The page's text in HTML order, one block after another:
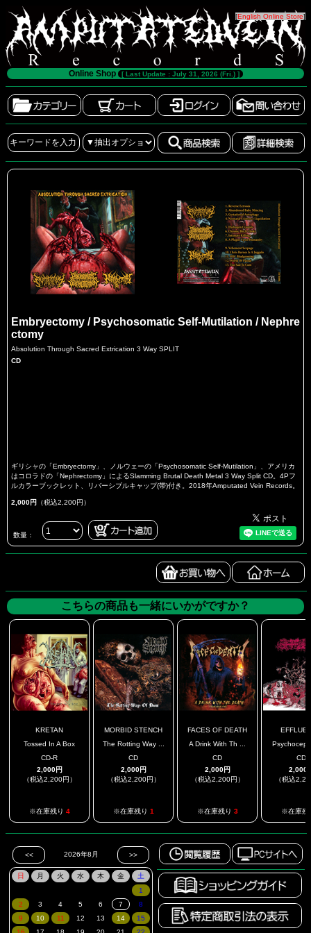
[English Online Store]
Online Shop [ Last Update : July 31, 2026 (Fri.) ]
Embryectomy / Psychosomatic Self-Mutilation / Nephre
ctomy
Absolution Through Sacred Extrication 3 Way SPLIT
CD
ギリシャの「Embryectomy」、ノルウェーの「Psychosomatic Self-Mutilation」、アメリカ
はコロラドの「Nephrectomy」によるSlamming Brutal Death Metal 3 Way Split CD。4Pフ
ルカラーブックレット、リバーシブルキャップ(帯)付き。2018年Amputated Vein Records。
2,000円 （税込2,200円）
数量：
こちらの商品も一緒にいかがですか？
KRETAN
Tossed In A Box
CD-R
2,000円
（税込2,200円）
※在庫残り 4
MORBID STENCH
The Rotting Way ...
CD
2,000円
（税込2,200円）
※在庫残り 1
FACES OF DEATH
A Drink With Th ...
CD
2,000円
（税込2,200円）
※在庫残り 3
CD
2,000
（税込
※在庫残